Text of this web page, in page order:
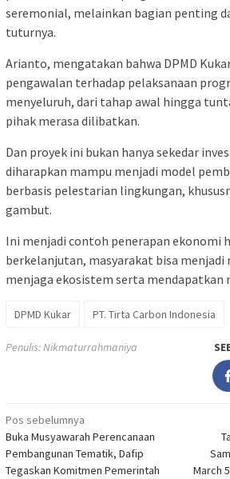
seremonial, melainkan bagian penting
tuturnya.
Arianto, mengatakan bahwa DPMD
pengawalan terhadap pelaksanaan
menyeluruh, dari tahap awal hingga
pihak merasa dilibatkan.
Dan proyek ini bukan hanya sekedar
diharapkan mampu menjadi model
berbasis pelestarian lingkungan,
gambut.
Ini menjadi contoh penerapan ekonomi
berkelanjutan, masyarakat bisa menjadi
menjaga ekosistem serta mendapatkan
DPMD Kukar PT. Tirta Carbon Indonesia
Penulis: Nikmaturrahmaniya
Navigasi
pos
Pos sebelumnya
Buka Musyawarah Perencanaan
Pembangunan Tematik, Dafip
Tegaskan Komitmen Pemerintah
March